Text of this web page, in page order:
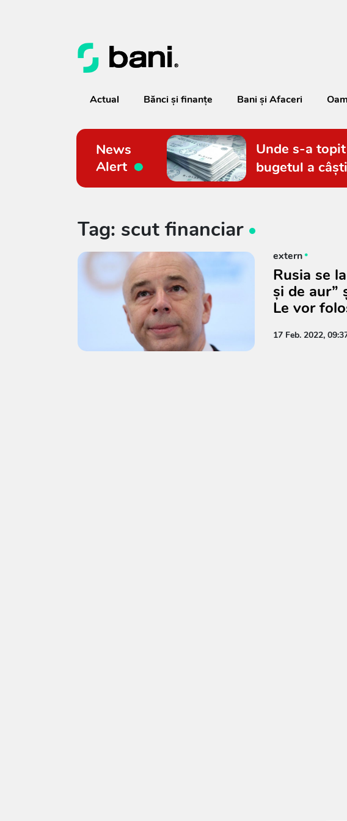
Actual Bănci şi finanţe Bani și Afaceri
News
Alert
Unde s-a
bugetul a
Tag: scut financiar
extern
Rusia se
și de aur”
Le vor
17 Feb. 2022,